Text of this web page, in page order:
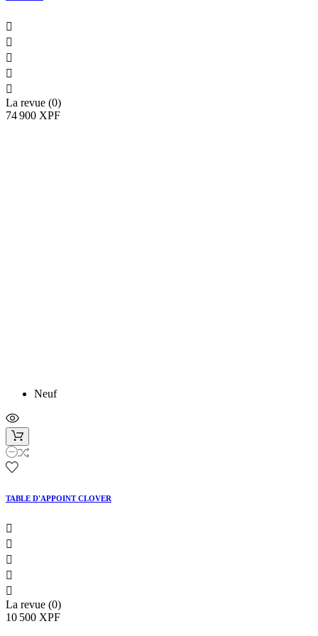





La revue (0)
74 900 XPF
Neuf
TABLE D'APPOINT CLOVER





La revue (0)
10 500 XPF